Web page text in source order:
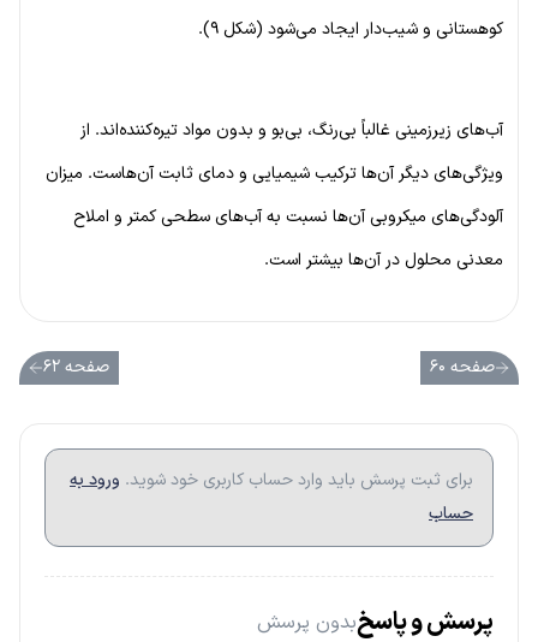
کوهستانی و شیب‌دار ایجاد می‌شود (شکل ۹).
آب‌های زیرزمینی غالباً بی‌رنگ، بی‌بو و بدون مواد تیره‌کننده‌اند. از
ویژگی‌های دیگر آن‌ها ترکیب شیمیایی و دمای ثابت آن‌هاست. میزان
آلودگی‌های میکروبی آن‌ها نسبت به آب‌های سطحی کمتر و املاح
معدنی محلول در آن‌ها بیشتر است.
صفحه ۶۰ صفحه ۶۲
برای ثبت پرسش باید وارد حساب کاربری خود شوید. ورود به
حساب
پرسش و پاسخبدون پرسش